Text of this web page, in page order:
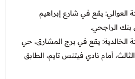
يقع في شارع إبراهيم
بنك الراجحي.
الخالدية: يقع في برج المشارق، حي
أمام نادي فيتنس تايم، الطابق